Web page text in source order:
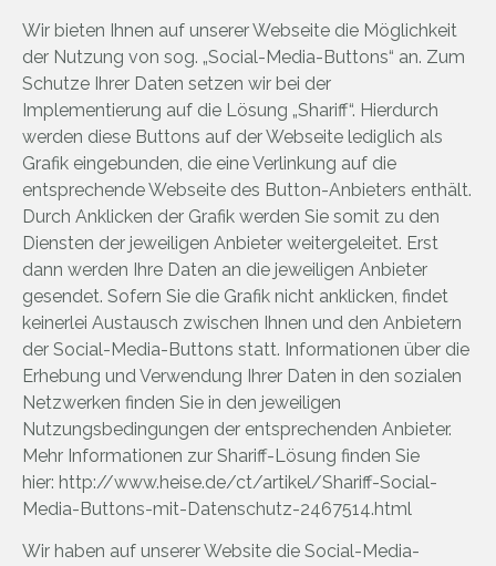
Wir bieten Ihnen auf unserer Webseite die Möglichkeit
der Nutzung von sog. „Social-Media-Buttons“ an. Zum
Schutze Ihrer Daten setzen wir bei der
Implementierung auf die Lösung „Shariff“. Hierdurch
werden diese Buttons auf der Webseite lediglich als
Grafik eingebunden, die eine Verlinkung auf die
entsprechende Webseite des Button-Anbieters enthält.
Durch Anklicken der Grafik werden Sie somit zu den
Diensten der jeweiligen Anbieter weitergeleitet. Erst
dann werden Ihre Daten an die jeweiligen Anbieter
gesendet. Sofern Sie die Grafik nicht anklicken, findet
keinerlei Austausch zwischen Ihnen und den Anbietern
der Social-Media-Buttons statt. Informationen über die
Erhebung und Verwendung Ihrer Daten in den sozialen
Netzwerken finden Sie in den jeweiligen
Nutzungsbedingungen der entsprechenden Anbieter.
Mehr Informationen zur Shariff-Lösung finden Sie
hier: http://www.heise.de/ct/artikel/Shariff-Social-
Media-Buttons-mit-Datenschutz-2467514.html
Wir haben auf unserer Website die Social-Media-